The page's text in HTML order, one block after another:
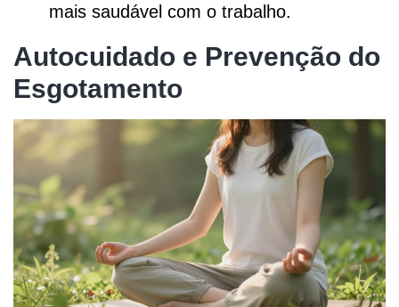
mais saudável com o trabalho.
Autocuidado e Prevenção do
Esgotamento